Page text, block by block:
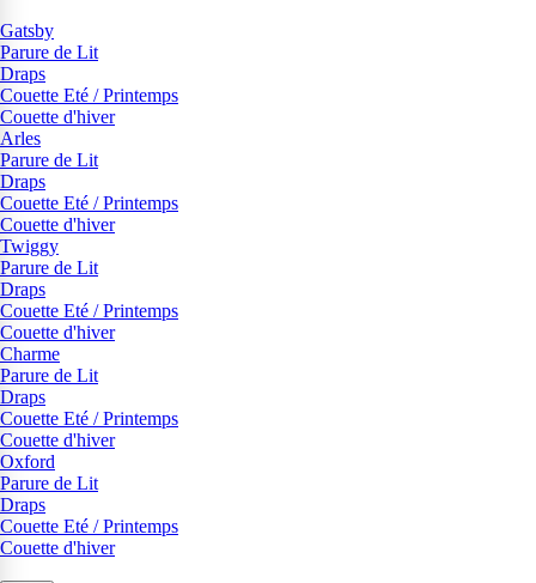
Gatsby
Parure de Lit
Draps
Couette Eté / Printemps
Couette d'hiver
Arles
Parure de Lit
Draps
Couette Eté / Printemps
Couette d'hiver
Twiggy
Parure de Lit
Draps
Couette Eté / Printemps
Couette d'hiver
Charme
Parure de Lit
Draps
Couette Eté / Printemps
Couette d'hiver
Oxford
Parure de Lit
Draps
Couette Eté / Printemps
Couette d'hiver